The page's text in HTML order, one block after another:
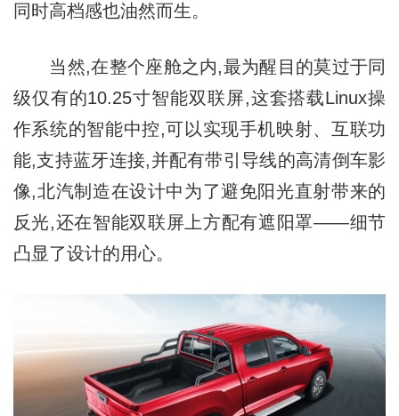
同时高档感也油然而生。
当然,在整个座舱之内,最为醒目的莫过于同
级仅有的10.25寸智能双联屏,这套搭载Linux操
作系统的智能中控,可以实现手机映射、互联功
能,支持蓝牙连接,并配有带引导线的高清倒车影
像,北汽制造在设计中为了避免阳光直射带来的
反光,还在智能双联屏上方配有遮阳罩——细节
凸显了设计的用心。